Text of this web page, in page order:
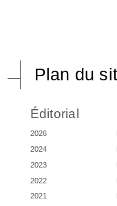
Plan du
Éditorial
2026
2024
2023
2022
2021